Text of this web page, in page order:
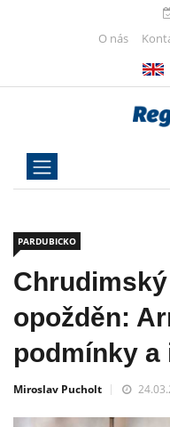
O nás
PARDUBICKO
opožděn:
podmínky a
Miroslav Pucholt